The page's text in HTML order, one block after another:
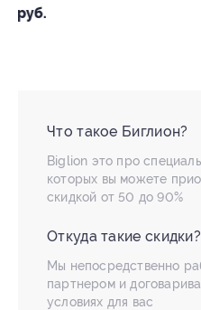
от 630 руб.
Что такое Биглион?
Biglion это про
которых вы можете
скидкой от 50 до 90%
Откуда такие скидки?
Мы непосредственно
партнером и
условиях для вас